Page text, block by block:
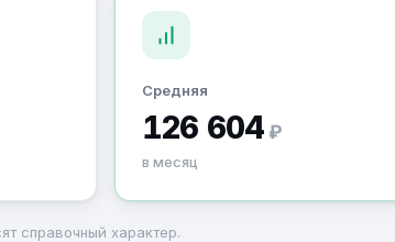
Средняя
126 604 ₽
в месяц
справочный характер.